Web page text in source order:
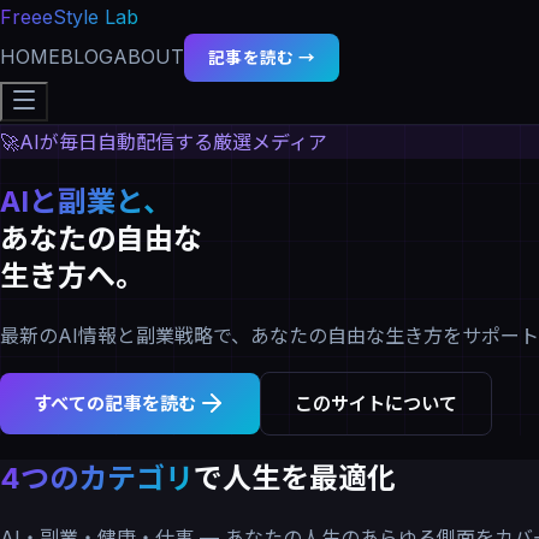
FreeeStyle Lab
HOMEBLOGABOUT 記事を読む →
🚀AIが毎日自動配信する厳選メディア
AIと副業と、
あなたの自由な
生き方へ。
最新のAI情報と副業戦略で、あなたの自由な生き方をサポート
すべての記事を読む このサイトについて
4つのカテゴリで人生を最適化